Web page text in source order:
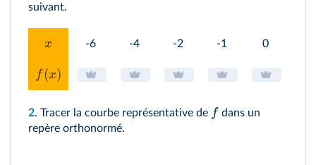
suivant.
x -6 -4 -2 -1 0
f(x)
2. Tracer la courbe représentative de f dans un
repère orthonormé.